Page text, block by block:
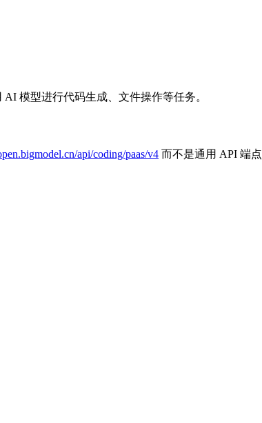
模型进行代码生成、文件操作等任务。
api/coding/paas/v4 而不是通用 API 端点